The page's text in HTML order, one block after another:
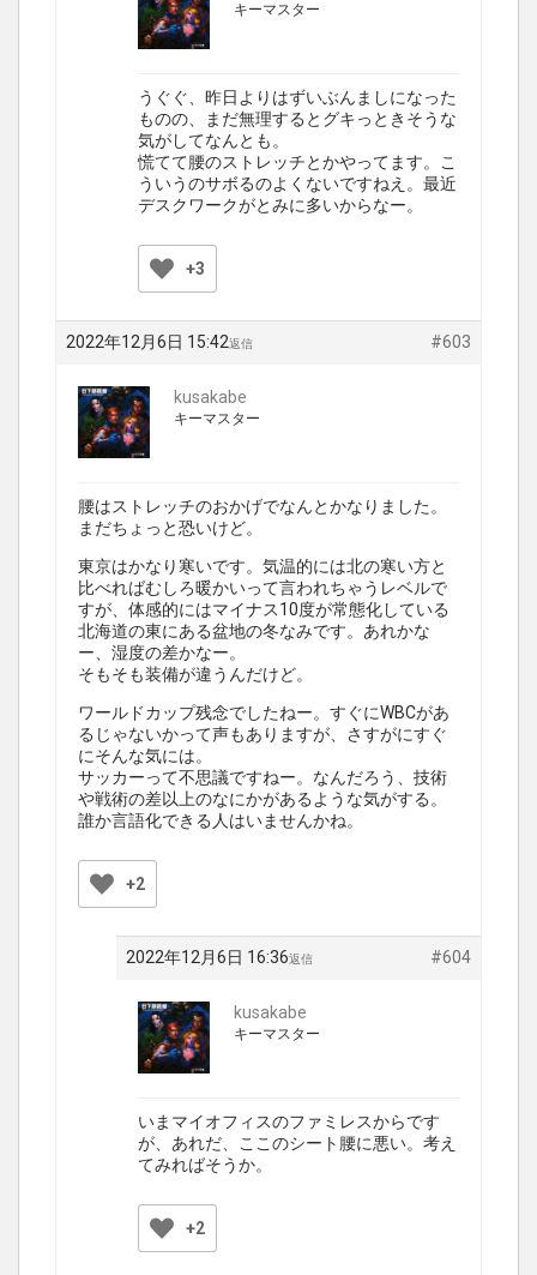
キーマスター
うぐぐ、昨日よりはずいぶんましになった
ものの、まだ無理するとグキっときそうな
気がしてなんとも。
慌てて腰のストレッチとかやってます。こ
ういうのサボるのよくないですねえ。最近
デスクワークがとみに多いからなー。
+3
2022年12月6日 15:42 #603
返信
kusakabe
キーマスター
腰はストレッチのおかげでなんとかなりました。
まだちょっと恐いけど。
東京はかなり寒いです。気温的には北の寒い方と
比べればむしろ暖かいって言われちゃうレベルで
すが、体感的にはマイナス10度が常態化している
北海道の東にある盆地の冬なみです。あれかな
ー、湿度の差かなー。
そもそも装備が違うんだけど。
ワールドカップ残念でしたねー。すぐにWBCがあ
るじゃないかって声もありますが、さすがにすぐ
にそんな気には。
サッカーって不思議ですねー。なんだろう、技術
や戦術の差以上のなにかがあるような気がする。
誰か言語化できる人はいませんかね。
+2
2022年12月6日 16:36 #604
返信
kusakabe
キーマスター
いまマイオフィスのファミレスからです
が、あれだ、ここのシート腰に悪い。考え
てみればそうか。
+2